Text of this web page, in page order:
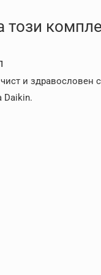
този
и здравословен с
Daikin.